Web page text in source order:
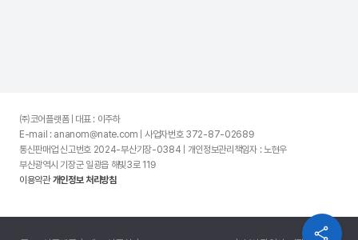
㈜코어플랫폼 | 대표 : 이주하
E-mail : ananom@nate.com | 사업자번호 372-87-02689
통신판매업 신고번호 2024-부산기장-0384 | 개인정보관리책임자 : 노현우
부산광역시 기장군 일광읍 해빛3로 119
이용약관 개인정보 처리방침